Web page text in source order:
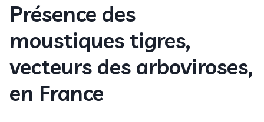
Présence des
moustiques tigres,
vecteurs des arboviroses,
en France